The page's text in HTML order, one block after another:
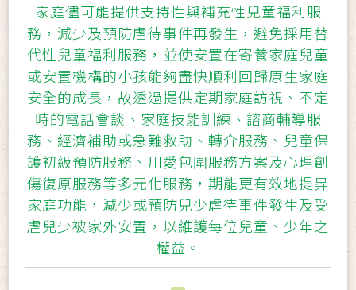
家庭儘可能提供支持性與補充性兒童福利服
務，減少及預防虐待事件再發生，避免採用替
代性兒童福利服務，並使安置在寄養家庭兒童
或安置機構的小孩能夠盡快順利回歸原生家庭
安全的成長，故透過提供定期家庭訪視、不定
時的電話會談、家庭技能訓練、諮商輔導服
務、經濟補助或急難救助、轉介服務、兒童保
護初級預防服務、用愛包圍服務方案及心理創
傷復原服務等多元化服務，期能更有效地提昇
家庭功能，減少或預防兒少虐待事件發生及受
虐兒少被家外安置，以維護每位兒童、少年之
權益。